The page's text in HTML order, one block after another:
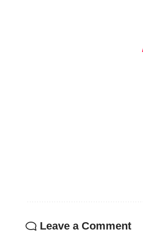
Leave a Comment